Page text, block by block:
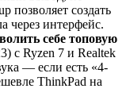
позволяет создать
через интерфейс.
себе топовую
с Ryzen 7 и Realtek
— если есть «4-
ThinkPad на